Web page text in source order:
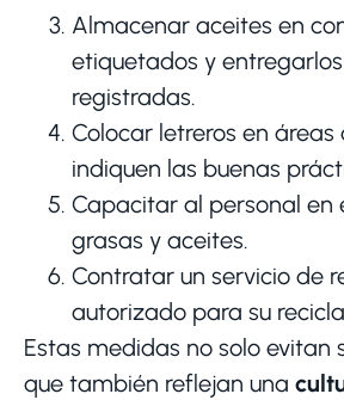
Almacenar aceites en
etiquetados y
registradas.
Colocar letreros en áreas
indiquen las buenas
Capacitar al personal en
grasas y aceites.
Contratar un servicio de
autorizado para su
Estas medidas no solo evitan
que también reflejan una